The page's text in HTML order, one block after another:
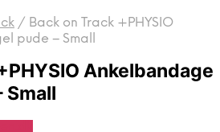
/ Back on Track +PHYSIO
pude – Small
Ankelbandage
Small